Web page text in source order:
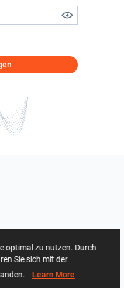
optimal zu nutzen. Durch
Sie sich mit der
Learn More